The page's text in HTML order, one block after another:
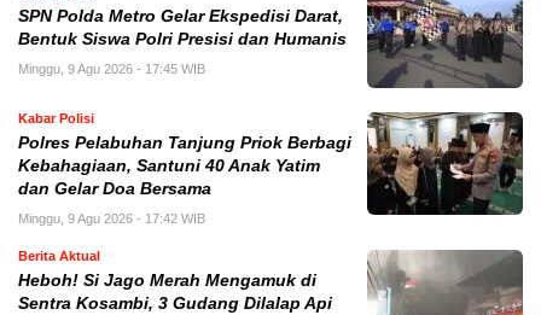
SPN Polda Metro Gelar Ekspedisi Darat,
Bentuk Siswa Polri Presisi dan Humanis
Minggu, 9 Agu 2026 - 17:45 WIB
Kabar Polisi
Polres Pelabuhan Tanjung Priok Berbagi
Kebahagiaan, Santuni 40 Anak Yatim
dan Gelar Doa Bersama
Minggu, 9 Agu 2026 - 17:42 WIB
Berita Aktual
Heboh! Si Jago Merah Mengamuk di
Sentra Kosambi, 3 Gudang Dilalap Api